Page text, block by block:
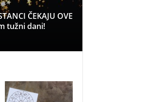
ČEKAJU OVE
tužni dani!